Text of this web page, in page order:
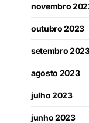
novembro
outubro 2023
setembro
agosto 2023
julho 2023
junho 2023